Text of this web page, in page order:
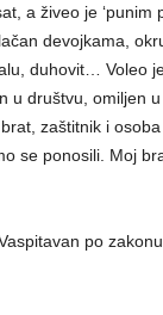
a živeo je ‘punim
devojkama,
duhovit… Voleo
u društvu, omiljen
zaštitnik i osoba
se ponosili. Moj
po